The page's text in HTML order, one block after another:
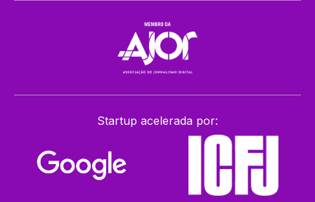
Startup acelerada por: